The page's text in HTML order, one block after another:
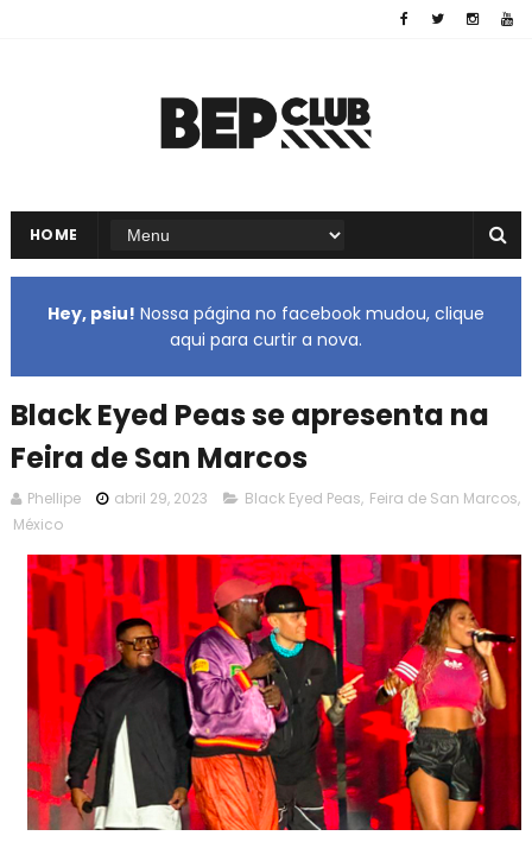
HOME
Hey, psiu! Nossa página no facebook mudou, clique
aqui para curtir a nova.
Black Eyed Peas se apresenta na
Feira de San Marcos
Phellipe abril 29, 2023 Black Eyed Peas, Feira de San Marcos,
México